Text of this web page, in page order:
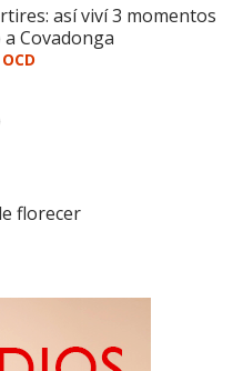
así viví 3 momentos
Covadonga
florecer